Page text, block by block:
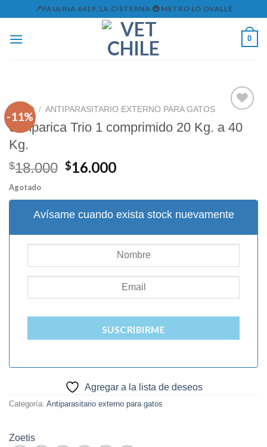
content
📍PAULINA 6419, LA CISTERNA 🚇 METRO LO OVALLE
0
-11%
INICIO / ANTIPARASITARIO EXTERNO PARA GATOS
Simparica Trio 1 comprimido 20 Kg. a 40
Kg.
$18.000 El
era:
$18.000.
$16.000El
es:
$16.000.
Agotado
Avísame cuando exista stock nuevamente
SUSCRIBIRME
Agregar a la lista de deseos
Categoría: Antiparasitario externo para gatos
Zoetis